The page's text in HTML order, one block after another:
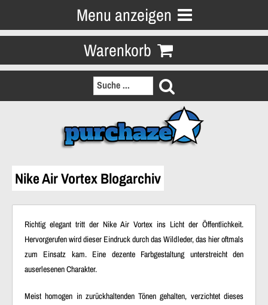
Menu anzeigen
Warenkorb
Nike Air Vortex Blogarchiv
Richtig elegant tritt der Nike Air Vortex ins Licht der Öffentlichkeit.
Hervorgerufen wird dieser Eindruck durch das Wildleder, das hier oftmals
zum Einsatz kam. Eine dezente Farbgestaltung unterstreicht den
auserlesenen Charakter.
Meist homogen in zurückhaltenden Tönen gehalten, verzichtet dieses